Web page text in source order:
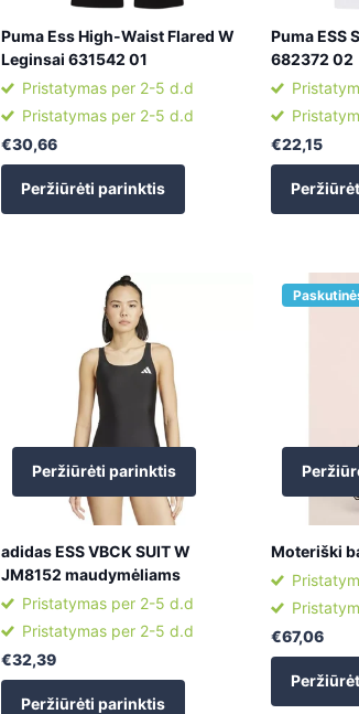
Puma Ess High-Waist Flared W
Leginsai 631542 01
Pristatymas per 2-5 d.d
Pristatymas per 2-5 d.d
€30,66
Peržiūrėti parinktis
Puma ESS
682372 02
€22,15
Peržiūrėti parinktis
adidas ESS VBCK SUIT W
JM8152 maudymėliams
Pristatymas per 2-5 d.d
Pristatymas per 2-5 d.d
€32,39
Peržiūrėti parinktis
Moteriški
€67,06